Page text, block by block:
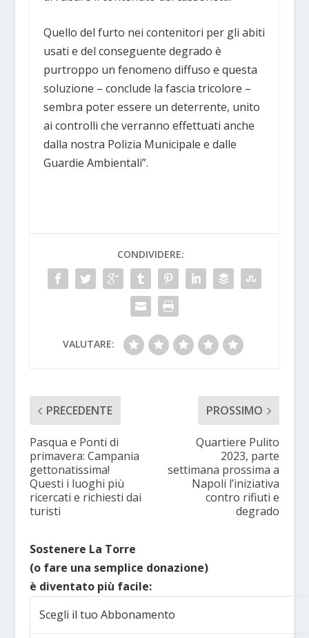
Quello del furto nei contenitori per gli abiti
usati e del conseguente degrado è
purtroppo un fenomeno diffuso e questa
soluzione – conclude la fascia tricolore –
sembra poter essere un deterrente, unito
ai controlli che verranno effettuati anche
dalla nostra Polizia Municipale e dalle
Guardie Ambientali”.
CONDIVIDERE:
VALUTARE:
PRECEDENTE
Pasqua e Ponti di
primavera: Campania
gettonatissima!
Questi i luoghi più
ricercati e richiesti dai
turisti
PROSSIMO
Quartiere Pulito
2023, parte
settimana prossima a
Napoli l’iniziativa
contro rifiuti e
degrado
Sostenere La Torre
(o fare una semplice donazione)
è diventato più facile:
Scegli il tuo Abbonamento